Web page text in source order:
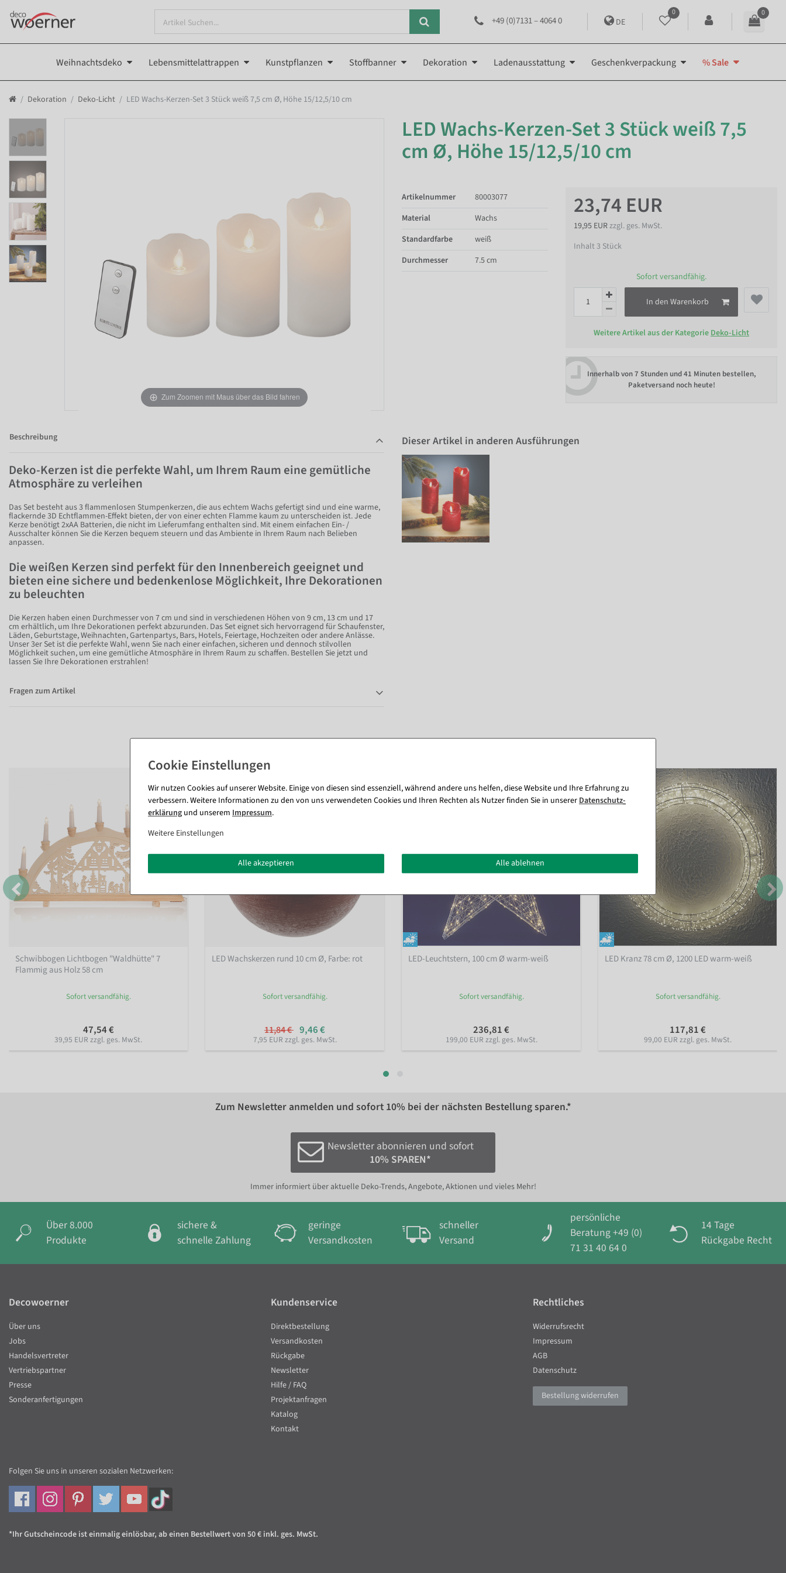
+49 (0)7131 – 4064 0 DE
0 0
Weihnachtsdeko Lebensmittelattrappen Kunstpflanzen Stoffbanner Dekoration Ladenausstattung Geschenkverpackung % Sale
Dekoration Deko-Licht LED Wachs-Kerzen-Set 3 Stück weiß 7,5 cm Ø, Höhe 15/12,5/10 cm
Zum Zoomen mit Maus über das Bild fahren
LED Wachs-Kerzen-Set 3 Stück weiß 7,5
cm Ø, Höhe 15/12,5/10 cm
23,74 EUR
19,95 EURzzgl. ges. MwSt.
Inhalt3 Stück
Sofort versandfähig.
In den Warenkorb
Weitere Artikel aus der KategorieDeko-Licht
Innerhalb von7 Stunden und 41 Minuten bestellen,
Paketversand noch heute!
Artikelnummer
80003077
Material
Wachs
Standardfarbe
weiß
Durchmesser
7.5 cm
Beschreibung
Deko-Kerzen ist die perfekte Wahl, um Ihrem Raum eine gemütliche
Atmosphäre zu verleihen
Das Set besteht aus 3 flammenlosen Stumpenkerzen, die aus echtem Wachs gefertigt sind und eine warme,
flackernde 3D Echtflammen-Effekt bieten, der von einer echten Flamme kaum zu unterscheiden ist. Jede
Kerze benötigt 2xAA Batterien, die nicht im Lieferumfang enthalten sind. Mit einem einfachen Ein- /
Ausschalter können Sie die Kerzen bequem steuern und das Ambiente in Ihrem Raum nach Belieben
anpassen.
Die weißen Kerzen sind perfekt für den Innenbereich geeignet und
bieten eine sichere und bedenkenlose Möglichkeit, Ihre Dekorationen
zu beleuchten
Die Kerzen haben einen Durchmesser von 7 cm und sind in verschiedenen Höhen von 9 cm, 13 cm und 17
cm erhältlich, um Ihre Dekorationen perfekt abzurunden. Das Set eignet sich hervorragend für Schaufenster,
Läden, Geburtstage, Weihnachten, Gartenpartys, Bars, Hotels, Feiertage, Hochzeiten oder andere Anlässe.
Unser 3er Set ist die perfekte Wahl, wenn Sie nach einer einfachen, sicheren und dennoch stilvollen
Möglichkeit suchen, um eine gemütliche Atmosphäre in Ihrem Raum zu schaffen. Bestellen Sie jetzt und
lassen Sie Ihre Dekorationen erstrahlen!
Fragen zum Artikel
Dieser Artikel in anderen Ausführungen
Schwibbogen Lichtbogen "Waldhütte" 7
Flammig aus Holz 58 cm
Sofort versandfähig.
47,54 €
39,95 EUR zzgl. ges. MwSt.
LED Wachskerzen rund 10 cm Ø, Farbe: rot
Sofort versandfähig.
11,84 € 9,46 €
7,95 EUR zzgl. ges. MwSt.
LED-Leuchtstern, 100 cm Ø warm-weiß
Sofort versandfähig.
236,81 €
199,00 EUR zzgl. ges. MwSt.
LED Kranz 78 cm Ø, 1200 LED warm-weiß
Sofort versandfähig.
117,81 €
99,00 EUR zzgl. ges. MwSt.
Zum Newsletter anmelden und sofort 10% bei der nächsten Bestellung sparen.*
Newsletter abonnieren und sofort
10% SPAREN*
Immer informiert über aktuelle Deko-Trends, Angebote, Aktionen und vieles Mehr!
Über 8.000
Produkte
sichere &
schnelle Zahlung
geringe
Versandkosten
schneller
Versand
persönliche
Beratung +49 (0)
71 31 40 64 0
14 Tage
Rückgabe Recht
Wir nutzen Cookies auf unserer Website. Einige von diesen sind essenziell, während andere uns helfen, diese Website und Ihre Erfahrung zu
verbessern. Weitere Informationen zu den von uns verwendeten Cookies und Ihren Rechten als Nutzer finden Sie in unserer Daten­schutz­
erklärung und unserem Impressum.
Weitere Einstellungen
Alle akzeptieren Alle ablehnen
Decowoerner
Über uns
Jobs
Handelsvertreter
Vertriebspartner
Presse
Sonderanfertigungen
Kundenservice
Direktbestellung
Versandkosten
Rückgabe
Newsletter
Hilfe / FAQ
Projektanfragen
Katalog
Kontakt
Rechtliches
Widerrufsrecht
Impressum
AGB
Datenschutz
Bestellung widerrufen
Folgen Sie uns in unseren sozialen Netzwerken:
*Ihr Gutscheincode ist einmalig einlösbar, ab einen Bestellwert von 50 € inkl. ges. MwSt.